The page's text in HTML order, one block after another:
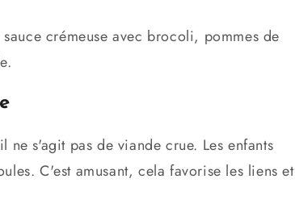
crémeuse avec brocoli, pommes de
ne s'agit pas de viande crue. Les enfants
C'est amusant, cela favorise les liens et